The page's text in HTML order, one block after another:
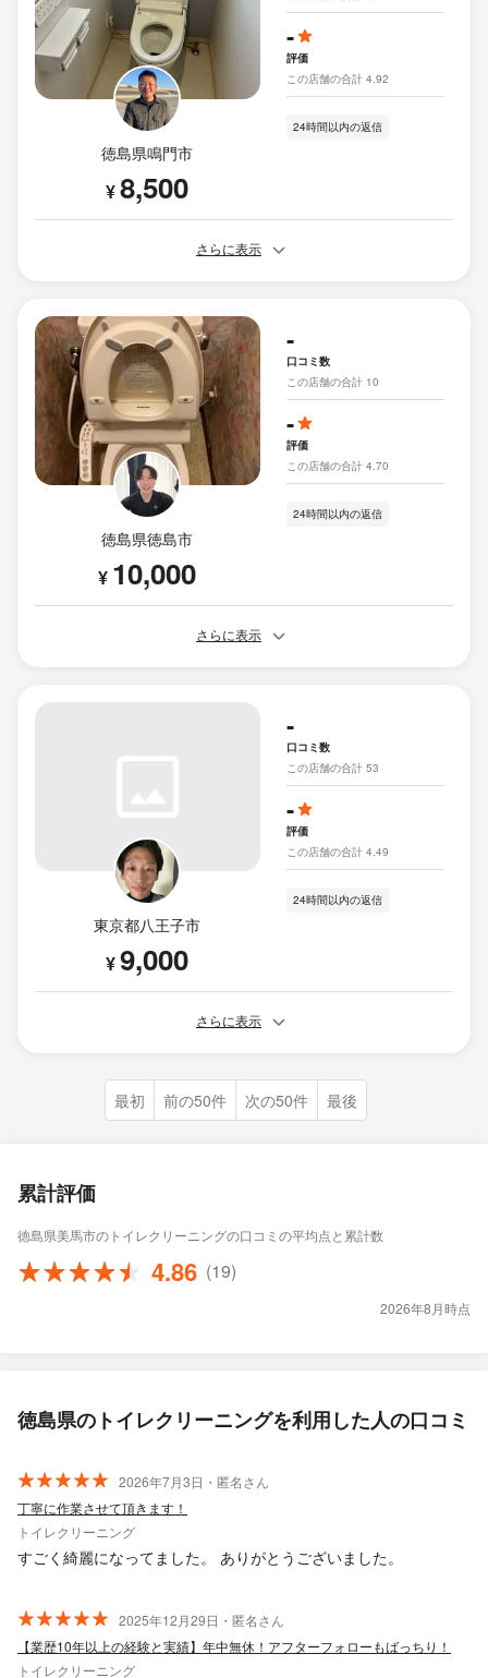
徳島県鳴門市
¥8,500
-
評価
この店舗の合計 4.92
24時間以内の返信
さらに表示
徳島県徳島市
¥ 10,000
-
口コミ数
この店舗の合計 10
-
評価
この店舗の合計 4.70
24時間以内の返信
さらに表示
東京都八王子市
¥9,000
-
口コミ数
この店舗の合計 53
-
評価
この店舗の合計 4.49
24時間以内の返信
さらに表示
最初 前の50件 次の50件 最後
累計評価
徳島県美馬市のトイレクリーニングの口コミの平均点と累計数
4.86 (19)
2026年8月時点
徳島県のトイレクリーニングを利用した人の口コミ
2026年7月3日・匿名さん
丁寧に作業させて頂きます！
トイレクリーニング
すごく綺麗になってました。 ありがとうございました。
2025年12月29日・匿名さん
【業歴10年以上の経験と実績】年中無休！アフターフォローもばっちり！
トイレクリーニング